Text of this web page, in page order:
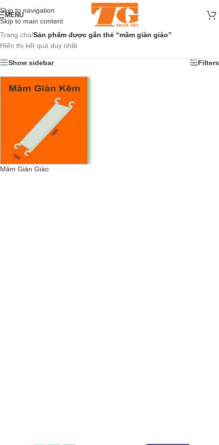
Skip to navigation
Skip to main content
MENU
Trang chủ/Sản phẩm được gắn thẻ “mâm giàn giáo”
Hiển thị kết quả duy nhất
Show sidebar Filters
Mâm Giàn Giáo